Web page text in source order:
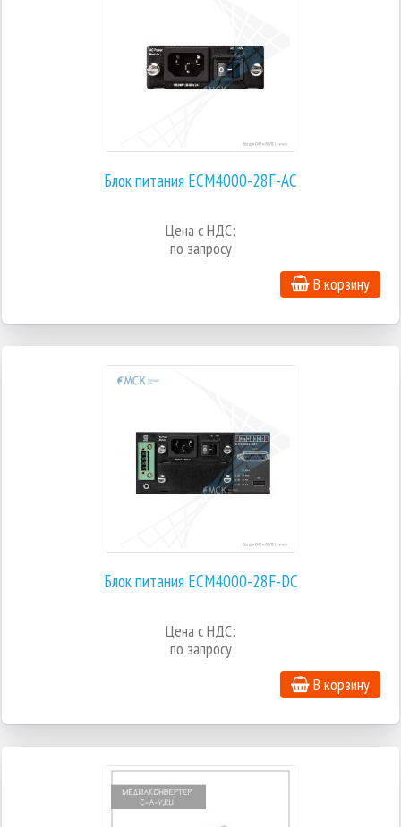
Блок питания ECM4000-28F-AC
Цена с НДС:
по запросу
В корзину
Блок питания ECM4000-28F-DC
Цена с НДС:
по запросу
В корзину